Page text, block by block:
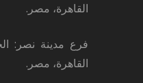
القاهرة، مصر.
فرع مدينة نصر:
القاهرة، مصر.